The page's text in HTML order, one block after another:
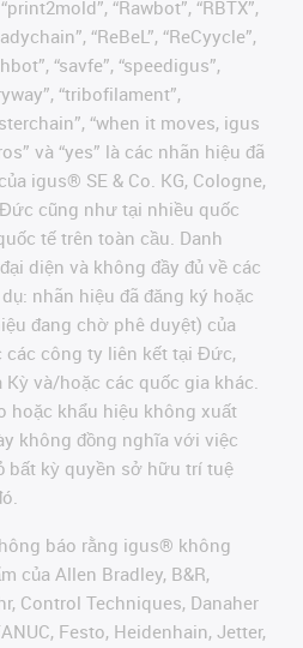
“Rawbot”, “RBTX”,
“ReBeL”, “ReCyycle”,
“savfe”, “speedigus”,
“tribofilament”,
“when it moves, igus
và “yes” là các nhãn hiệu đã
igus® SE & Co. KG, Cologne,
cũng như tại nhiều quốc
tế trên toàn cầu. Danh
diện và không đầy đủ về các
nhãn hiệu đã đăng ký hoặc
đang chờ phê duyệt) của
các công ty liên kết tại Đức,
và/hoặc các quốc gia khác.
hoặc khẩu hiệu không xuất
không đồng nghĩa với việc
bất kỳ quyền sở hữu trí tuệ
báo rằng igus® không
của Allen Bradley, B&R,
Control Techniques, Danaher
Festo, Heidenhain, Jetter,